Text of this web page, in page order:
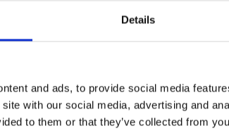
Details
and ads, to provide social media
with our social media, advertising and
to them or that they’ve collected from